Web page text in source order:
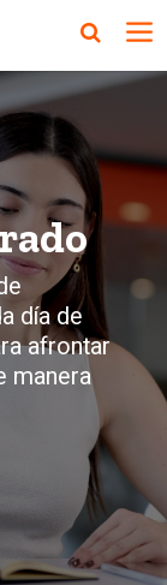
día de
afrontar
manera